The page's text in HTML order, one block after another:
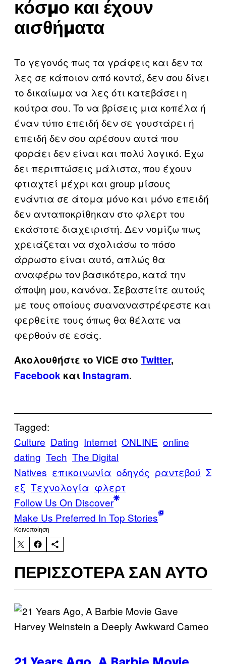
κόσμο και έχουν
αισθήματα
Το γεγονός πως τα γράφεις και δεν τα
λες σε κάποιον από κοντά, δεν σου δίνει
το δικαίωμα να λες ότι κατεβάσει η
κούτρα σου. To να βρίσεις μια κοπέλα ή
έναν τύπο επειδή δεν σε γουστάρει ή
επειδή δεν σου αρέσουν αυτά που
φοράει δεν είναι και πολύ λογικό. Έχω
δει περιπτώσεις μάλιστα, που έχουν
φτιαχτεί μέχρι και group μίσους
ενάντια σε άτομα μόνο και μόνο επειδή
δεν ανταποκρίθηκαν στο φλερτ του
εκάστοτε διαχειριστή. Δεν νομίζω πως
χρειάζεται να σχολιάσω το πόσο
άρρωστο είναι αυτό, απλώς θα
αναφέρω τον βασικότερο, κατά την
άποψη μου, κανόνα. Σεβαστείτε αυτούς
με τους οποίους συαναναστρέφεστε και
φερθείτε τους όπως θα θέλατε να
φερθούν σε εσάς.
Ακολουθήστε το VICE στο Twitter,
Facebook και Instagram.
Tagged:
Culture Dating Internet ONLINE online
dating Tech The Digital
Natives επικοινωνία οδηγός ραντεβού Σ
εξ Τεχνολογία φλερτ
Follow Us On Discover
Make Us Preferred In Top Stories
Kοινοποίηση
ΠΕΡΙΣΣΌΤΕΡΑ ΣΑΝ ΑΥΤΌ